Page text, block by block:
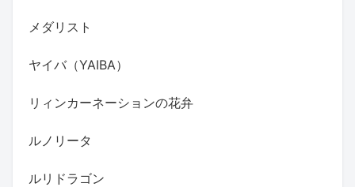
メダリスト
ヤイバ（YAIBA）
リィンカーネーションの花弁
ルノリータ
ルリドラゴン